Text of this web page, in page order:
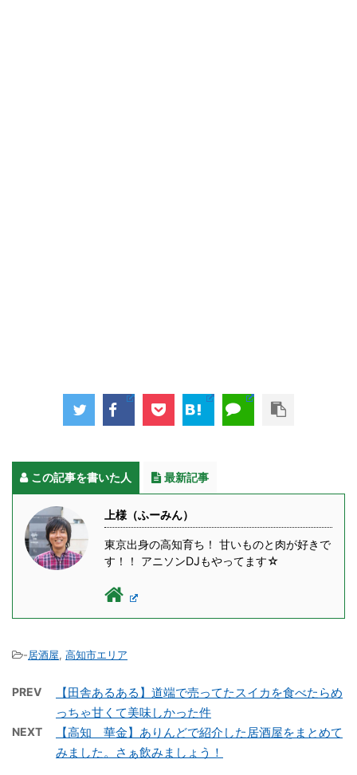
この記事を書いた人 最新記事
上様（ふーみん）
東京出身の高知育ち！ 甘いものと肉が好きで
す！！ アニソンDJもやってます☆
-居酒屋, 高知市エリア
PREV
【田舎あるある】道端で売ってたスイカを食べたらめ
っちゃ甘くて美味しかった件
NEXT
【高知 華金】ありんどで紹介した居酒屋をまとめて
みました。さぁ飲みましょう！